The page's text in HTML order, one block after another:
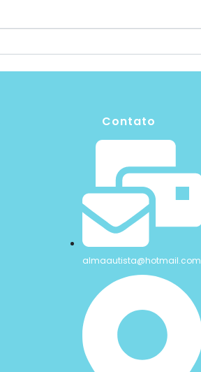
Contato
almaautista@hotmail.com